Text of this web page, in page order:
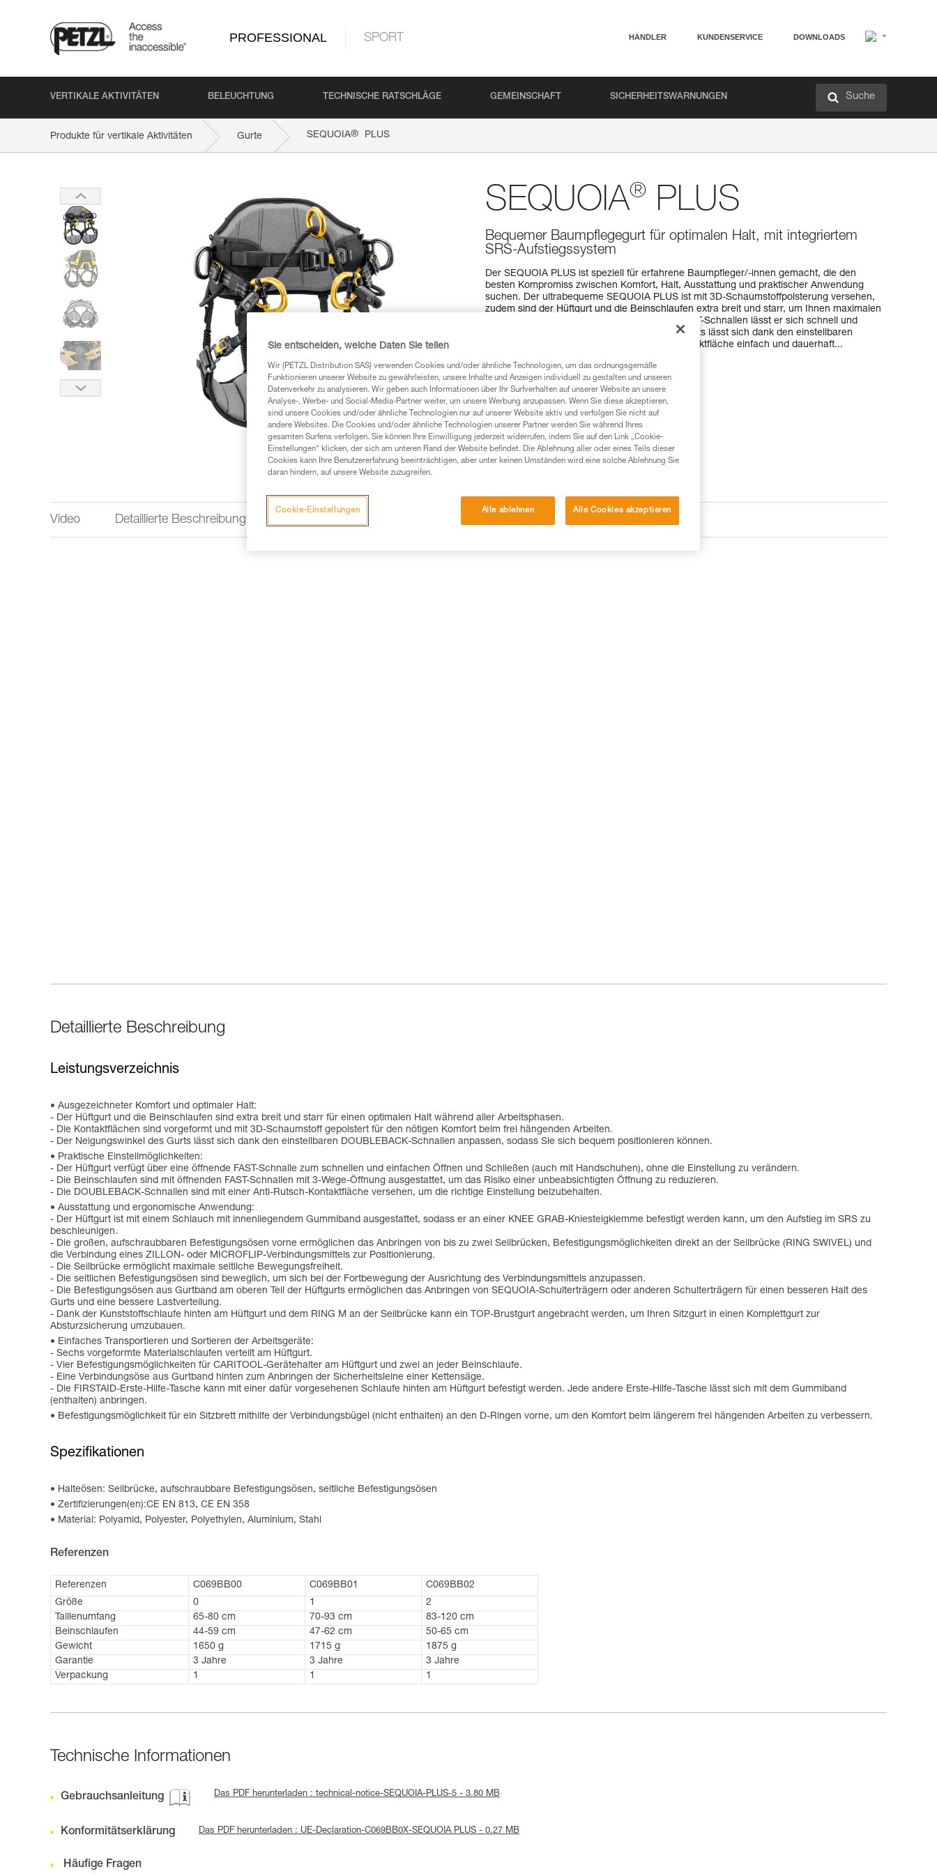
PROFESSIONAL SPORT HÄNDLER KUNDENSERVICE DOWNLOADS
VERTIKALE AKTIVITÄTEN BELEUCHTUNG TECHNISCHE RATSCHLÄGE GEMEINSCHAFT SICHERHEITSWARNUNGEN Suche
Produkte für vertikale Aktivitäten Gurte SEQUOIA® PLUS
SEQUOIA® PLUS
Bequemer Baumpflegegurt für optimalen Halt, mit integriertem
SRS-Aufstiegssystem
Der SEQUOIA PLUS ist speziell für erfahrene Baumpfleger/-innen gemacht, die den
besten Kompromiss zwischen Komfort, Halt, Ausstattung und praktischer Anwendung
suchen. Der ultrabequeme SEQUOIA PLUS ist mit 3D-Schaumstoffpolsterung versehen,
zudem sind der Hüftgurt und die Beinschlaufen extra breit und starr, um Ihnen maximalen
Halt zu gewährleisten. Dank den öffnenden FAST-Schnallen lässt er sich schnell und
einfach anbringen. Der Neigungswinkel des Gurts lässt sich dank den einstellbaren
DOUBLEBACK-Schnallen mit Anti-Rutsch-Kontaktfläche einfach und dauerhaft...
Einen Händler finden
Video Detaillierte Beschreibung
Detaillierte Beschreibung
Leistungsverzeichnis
Ausgezeichneter Komfort und optimaler Halt:
- Der Hüftgurt und die Beinschlaufen sind extra breit und starr für einen optimalen Halt während aller Arbeitsphasen.
- Die Kontaktflächen sind vorgeformt und mit 3D-Schaumstoff gepolstert für den nötigen Komfort beim frei hängenden Arbeiten.
- Der Neigungswinkel des Gurts lässt sich dank den einstellbaren DOUBLEBACK-Schnallen anpassen, sodass Sie sich bequem positionieren können.
Praktische Einstellmöglichkeiten:
- Der Hüftgurt verfügt über eine öffnende FAST-Schnalle zum schnellen und einfachen Öffnen und Schließen (auch mit Handschuhen), ohne die Einstellung zu verändern.
- Die Beinschlaufen sind mit öffnenden FAST-Schnallen mit 3-Wege-Öffnung ausgestattet, um das Risiko einer unbeabsichtigten Öffnung zu reduzieren.
- Die DOUBLEBACK-Schnallen sind mit einer Anti-Rutsch-Kontaktfläche versehen, um die richtige Einstellung beizubehalten.
Ausstattung und ergonomische Anwendung:
- Der Hüftgurt ist mit einem Schlauch mit innenliegendem Gummiband ausgestattet, sodass er an einer KNEE GRAB-Kniesteigklemme befestigt werden kann, um den Aufstieg im SRS zu
beschleunigen.
- Die großen, aufschraubbaren Befestigungsösen vorne ermöglichen das Anbringen von bis zu zwei Seilbrücken, Befestigungsmöglichkeiten direkt an der Seilbrücke (RING SWIVEL) und
die Verbindung eines ZILLON- oder MICROFLIP-Verbindungsmittels zur Positionierung.
- Die Seilbrücke ermöglicht maximale seitliche Bewegungsfreiheit.
- Die seitlichen Befestigungsösen sind beweglich, um sich bei der Fortbewegung der Ausrichtung des Verbindungsmittels anzupassen.
- Die Befestigungsösen aus Gurtband am oberen Teil der Hüftgurts ermöglichen das Anbringen von SEQUOIA-Schulterträgern oder anderen Schulterträgern für einen besseren Halt des
Gurts und eine bessere Lastverteilung.
- Dank der Kunststoffschlaufe hinten am Hüftgurt und dem RING M an der Seilbrücke kann ein TOP-Brustgurt angebracht werden, um Ihren Sitzgurt in einen Komplettgurt zur
Absturzsicherung umzubauen.
Einfaches Transportieren und Sortieren der Arbeitsgeräte:
- Sechs vorgeformte Materialschlaufen verteilt am Hüftgurt.
- Vier Befestigungsmöglichkeiten für CARITOOL-Gerätehalter am Hüftgurt und zwei an jeder Beinschlaufe.
- Eine Verbindungsöse aus Gurtband hinten zum Anbringen der Sicherheitsleine einer Kettensäge.
- Die FIRSTAID-Erste-Hilfe-Tasche kann mit einer dafür vorgesehenen Schlaufe hinten am Hüftgurt befestigt werden. Jede andere Erste-Hilfe-Tasche lässt sich mit dem Gummiband
(enthalten) anbringen.
Befestigungsmöglichkeit für ein Sitzbrett mithilfe der Verbindungsbügel (nicht enthalten) an den D-Ringen vorne, um den Komfort beim längerem frei hängenden Arbeiten zu verbessern.
Spezifikationen
Halteösen: Seilbrücke, aufschraubbare Befestigungsösen, seitliche Befestigungsösen
Zertifizierungen(en):CE EN 813, CE EN 358
Material: Polyamid, Polyester, Polyethylen, Aluminium, Stahl
Referenzen
Referenzen C069BB00 C069BB01
C069BB02
Größe
0 1
2
Taillenumfang
65-80 cm 70-93 cm
83-120 cm
Beinschlaufen
44-59 cm 47-62 cm
50-65 cm
Gewicht
1650 g 1715 g
1875 g
Garantie
3 Jahre 3 Jahre
3 Jahre
Verpackung
1 1 1
Technische Informationen
Gebrauchsanleitung Das PDF herunterladen : technical-notice-SEQUOIA-PLUS-5 - 3.80 MB
Konformitätserklärung Das PDF herunterladen : UE-Declaration-C069BB0X-SEQUOIA PLUS - 0.27 MB
Häufige Fragen
Sie entscheiden, welche Daten Sie teilen
Wir (PETZL Distribution SAS) verwenden Cookies und/oder ähnliche Technologien, um das ordnungsgemäße
Funktionieren unserer Website zu gewährleisten, unsere Inhalte und Anzeigen individuell zu gestalten und unseren
Datenverkehr zu analysieren. Wir geben auch Informationen über Ihr Surfverhalten auf unserer Website an unsere
Analyse-, Werbe- und Social-Media-Partner weiter, um unsere Werbung anzupassen. Wenn Sie diese akzeptieren,
sind unsere Cookies und/oder ähnliche Technologien nur auf unserer Website aktiv und verfolgen Sie nicht auf
andere Websites. Die Cookies und/oder ähnliche Technologien unserer Partner werden Sie während Ihres
gesamten Surfens verfolgen. Sie können Ihre Einwilligung jederzeit widerrufen, indem Sie auf den Link „Cookie-
Einstellungen“ klicken, der sich am unteren Rand der Website befindet. Die Ablehnung aller oder eines Teils dieser
Cookies kann Ihre Benutzererfahrung beeinträchtigen, aber unter keinen Umständen wird eine solche Ablehnung Sie
daran hindern, auf unsere Website zuzugreifen.
Alle ablehnen Alle Cookies akzeptieren
Cookie-Einstellungen